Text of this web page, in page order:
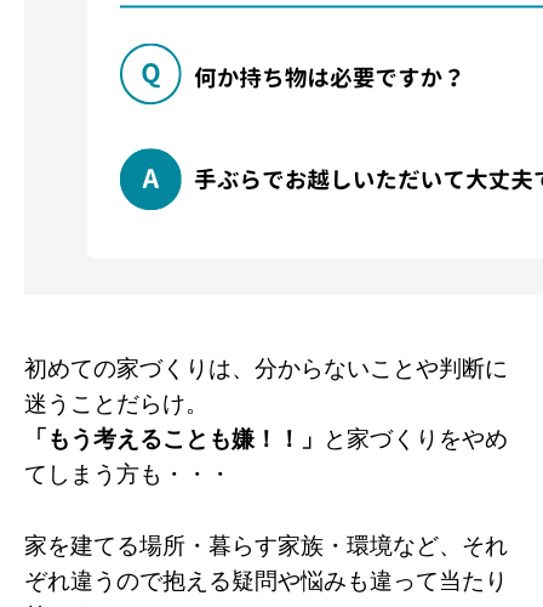
初めての家づくりは、分からないことや判断に
迷うことだらけ。
「もう考えることも嫌！！」
と家づくりをやめ
てしまう方も・・・
家を建てる場所・暮らす家族・環境など、それ
ぞれ違うので抱える疑問や悩みも違って当たり